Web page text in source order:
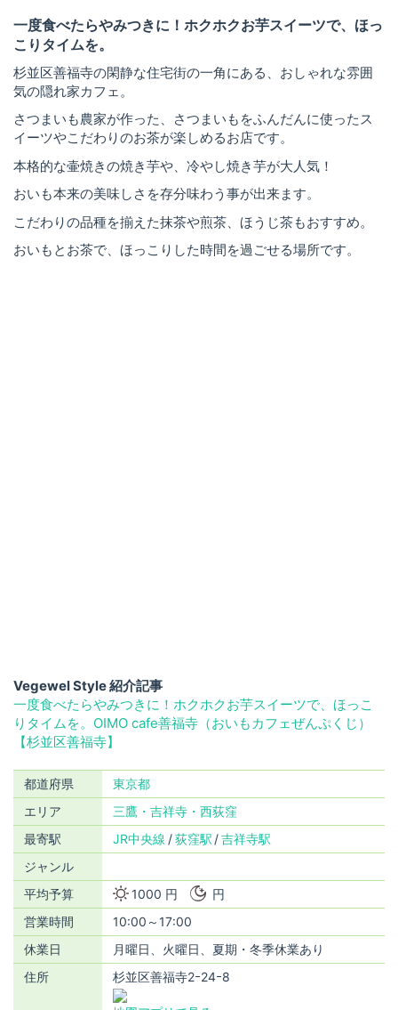
一度食べたらやみつきに！ホクホクお芋スイーツで、ほっ
こりタイムを。
杉並区善福寺の閑静な住宅街の一角にある、おしゃれな雰囲
気の隠れ家カフェ。
さつまいも農家が作った、さつまいもをふんだんに使ったス
イーツやこだわりのお茶が楽しめるお店です。
本格的な壷焼きの焼き芋や、冷やし焼き芋が大人気！
おいも本来の美味しさを存分味わう事が出来ます。
こだわりの品種を揃えた抹茶や煎茶、ほうじ茶もおすすめ。
おいもとお茶で、ほっこりした時間を過ごせる場所です。
Vegewel Style 紹介記事
一度食べたらやみつきに！ホクホクお芋スイーツで、ほっこ
りタイムを。OIMO cafe善福寺（おいもカフェぜんぷくじ）
【杉並区善福寺】
都道府県
東京都
エリア
三鷹・吉祥寺・西荻窪
最寄駅
JR中央線 荻窪駅
吉祥寺駅
ジャンル
平均予算
1000 円
円
営業時間
10:00～17:00
休業日
月曜日、火曜日、夏期・冬季休業あり
住所
杉並区善福寺2ｰ24ｰ8